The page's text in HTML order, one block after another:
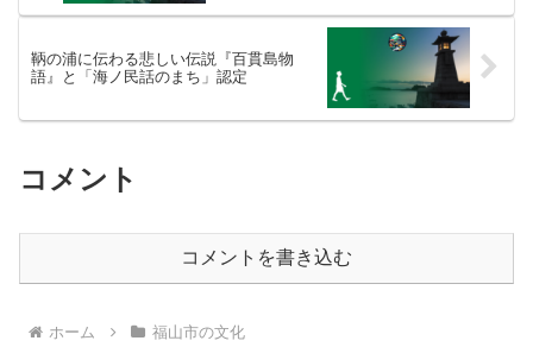
鞆の浦に伝わる悲しい伝説『百貫島物
語』と「海ノ民話のまち」認定
コメント
コメントを書き込む
ホーム 福山市の文化